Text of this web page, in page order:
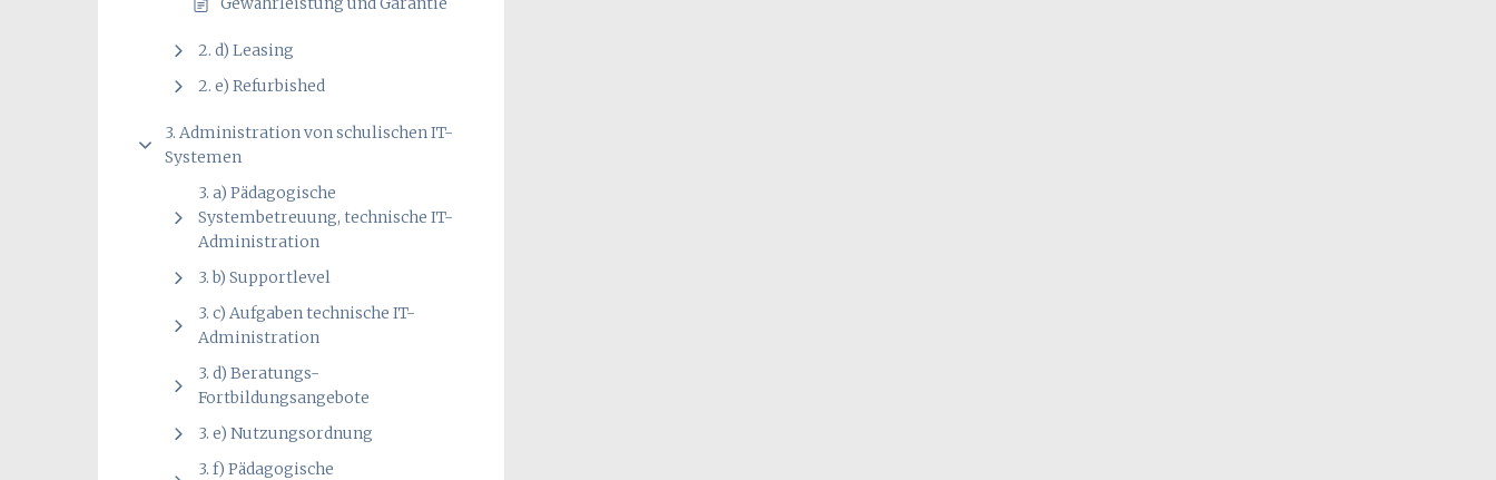
2. d) Leasing
2. e) Refurbished
3. Administration von schulischen IT-
Systemen
3. a) Pädagogische
Systembetreuung, technische IT-
Administration
3. b) Supportlevel
3. c) Aufgaben technische IT-
Administration
3. d) Beratungs-
Fortbildungsangebote
3. e) Nutzungsordnung
3. f) Pädagogische